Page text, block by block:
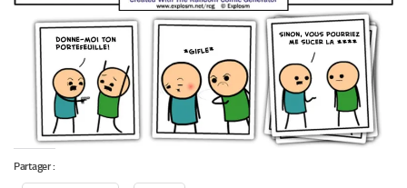
Partager :